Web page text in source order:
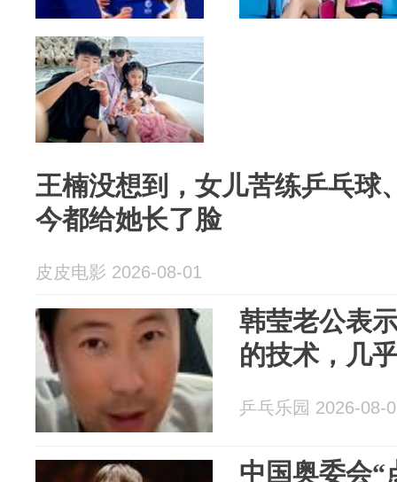
王楠没想到，女儿苦练乒乓球
今都给她长了脸
皮皮电影 2026-08-01
韩莹老公表
的技术，几
乒乓乐园 2026-08-
中国奥委会“